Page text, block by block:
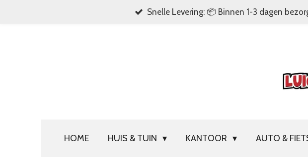
Snelle Levering: 📦 Binnen 1-3 dagen
HOME HUIS & TUIN KANTOOR AUTO &